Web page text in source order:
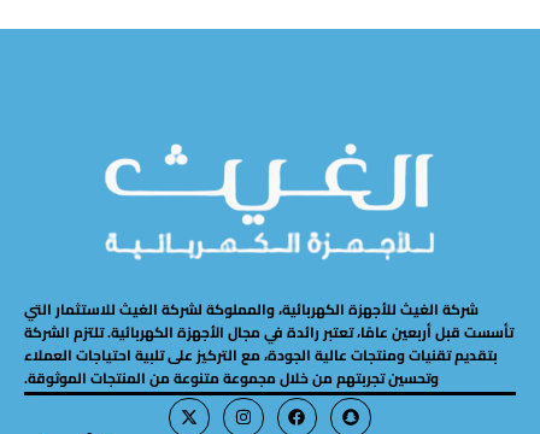
شركة الغيث للأجهزة الكهربائية، والمملوكة لشركة الغيث للاستثمار التي
تأسست قبل أربعين عامًا، تعتبر رائدة في مجال الأجهزة الكهربائية. تلتزم الشركة
بتقديم تقنيات ومنتجات عالية الجودة، مع التركيز على تلبية احتياجات العملاء
وتحسين تجربتهم من خلال مجموعة متنوعة من المنتجات الموثوقة.